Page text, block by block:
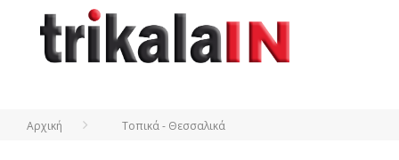
Αρχική Τοπικά - Θεσσαλικά